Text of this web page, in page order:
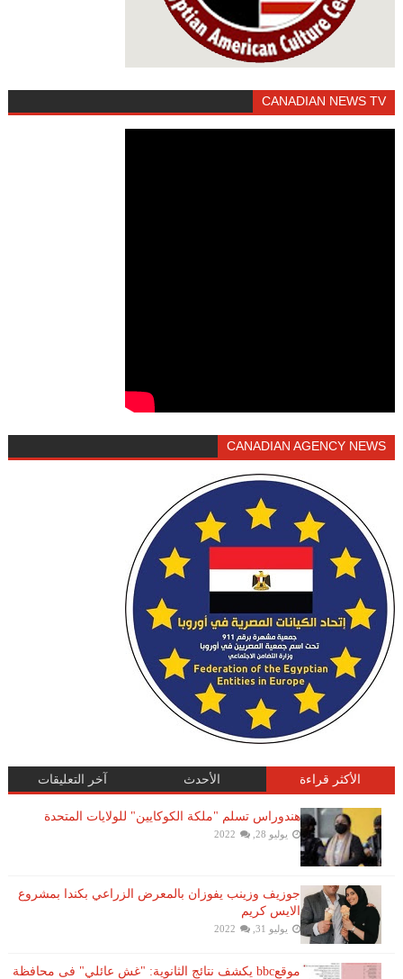
CANADIAN NEWS TV
CANADIAN AGENCY NEWS
الأكثر قراءة الأحدث آخر التعليقات
هندوراس تسلم "ملكة الكوكايين" للولايات المتحدة
يوليو 28, 2022
جوزيف وزينب يفوزان بالمعرض الزراعي بكندا بمشروع
الايس كريم
يوليو 31, 2022
موقعbbc يكشف نتائج الثانوية: "غش عائلي" فى محافظة